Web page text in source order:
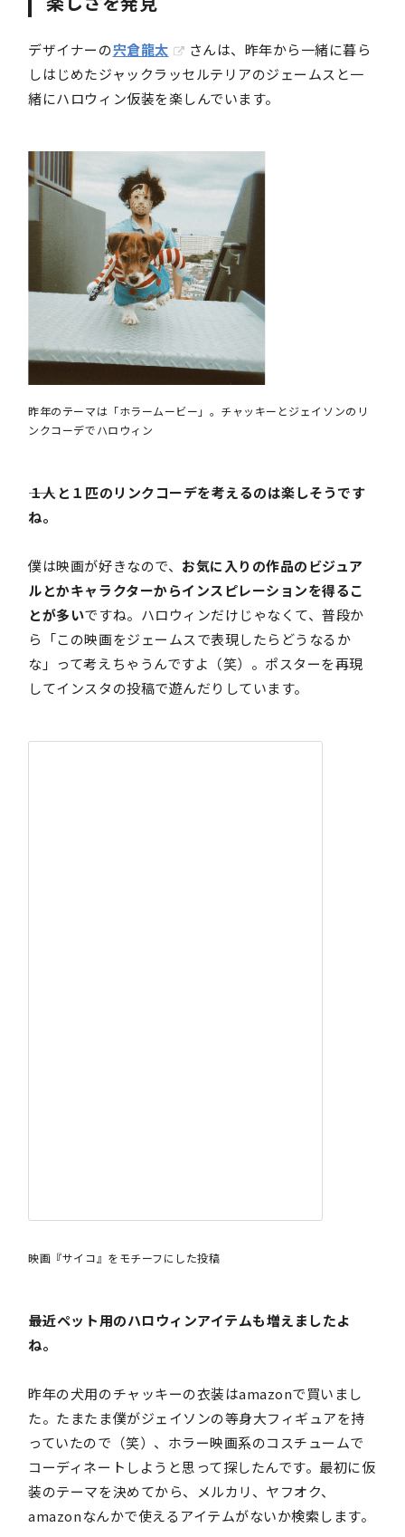
デザイナーの宍倉龍太
さんは、昨年から一緒に暮ら
しはじめたジャックラッセルテリアのジェームスと一
緒にハロウィン仮装を楽しんでいます。
昨年のテーマは「ホラームービー」。チャッキーとジェイソンのリ
ンクコーデでハロウィン
――１人と１匹のリンクコーデを考えるのは楽しそうです
ね。
僕は映画が好きなので、 お気に入りの作品のビジュア
ルとかキャラクターからインスピレーションを得るこ
とが多いですね。ハロウィンだけじゃなくて、普段か
ら「この映画をジェームスで表現したらどうなるか
な」って考えちゃうんですよ（笑）。ポスターを再現
してインスタの投稿で遊んだりしています。
映画『サイコ』をモチーフにした投稿
――最近ペット用のハロウィンアイテムも増えましたよ
ね。
昨年の犬用のチャッキーの衣装はamazonで買いまし
た。たまたま僕がジェイソンの等身大フィギュアを持
っていたので（笑）、ホラー映画系のコスチュームで
コーディネートしようと思って探したんです。最初に仮
装のテーマを決めてから、メルカリ、ヤフオク、
amazonなんかで使えるアイテムがないか検索します。